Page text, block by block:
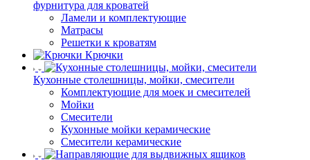
фурнитура для кроватей
Ламели и комплектующие
Матрасы
Решетки к кроватям
Крючки
Кухонные столешницы, мойки, смесители
Комплектующие для моек и смесителей
Мойки
Смесители
Кухонные мойки керамические
Смесители керамические